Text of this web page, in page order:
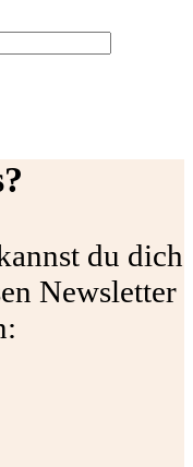
du dich
Newsletter